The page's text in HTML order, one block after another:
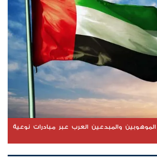
والمبدعين العرب عبر مبادرات نوعية